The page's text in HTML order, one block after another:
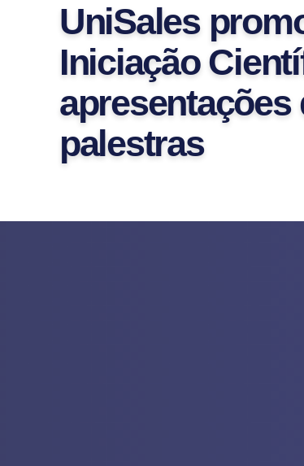
UniSales
Iniciação
apresentações
palestras